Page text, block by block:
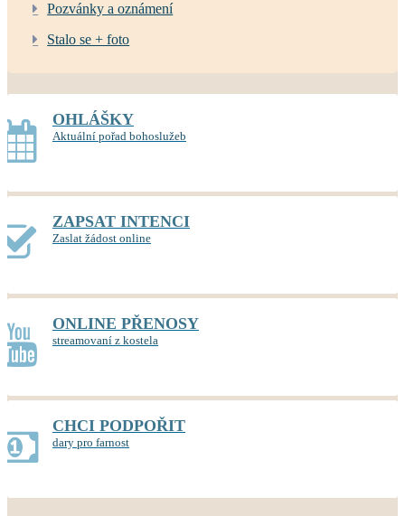
Pozvánky a oznámení
Stalo se + foto
OHLÁŠKY
Aktuální pořad bohoslužeb
ZAPSAT INTENCI
Zaslat žádost online
ONLINE PŘENOSY
streamovaní z kostela
CHCI PODPOŘIT
dary pro farnost